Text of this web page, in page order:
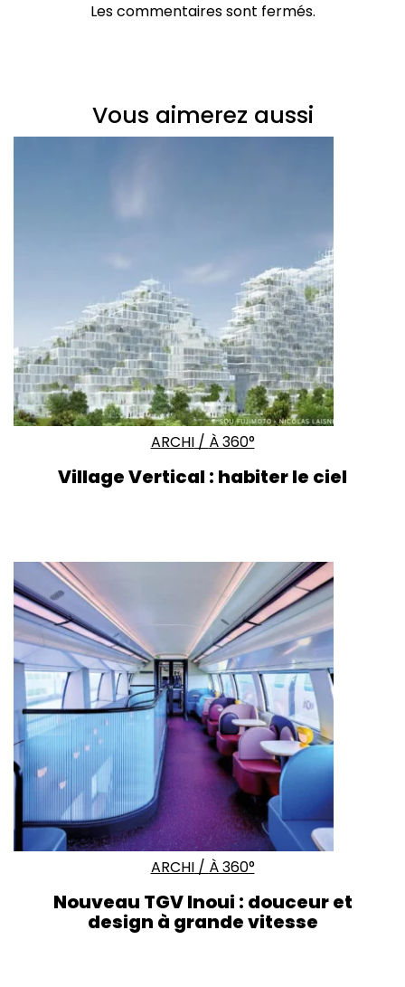
Les commentaires sont fermés.
Vous aimerez aussi
ARCHI/ À 360°
Village Vertical : habiter le ciel
ARCHI/ À 360°
Nouveau TGV Inoui : douceur et
design à grande vitesse